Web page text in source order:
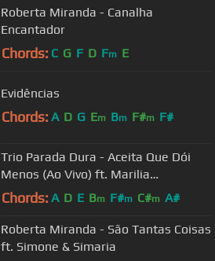
Roberta Miranda - Canalha
Encantador
Chords: C G F D Fm E
Evidências
Chords: A D G Em Bm F#m F#
Trio Parada Dura - Aceita Que Dói
Menos (Ao Vivo) ft. Marilia
Mendonça
Chords: A D E Bm F#m C#m A#
Roberta Miranda - São Tantas Coisas
ft. Simone & Simaria